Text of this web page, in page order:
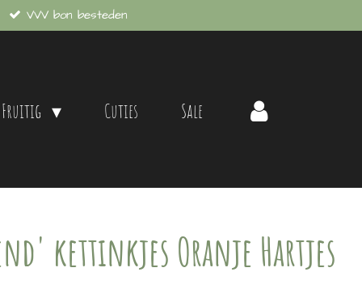
VVV bon besteden
Cuties Sale
kettinkjes Oranje Hartjes